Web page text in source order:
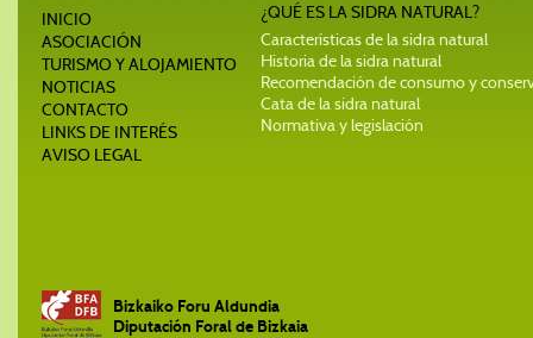
INICIO
ASOCIACIÓN
TURISMO Y ALOJAMIENTO
NOTICIAS
CONTACTO
LINKS DE INTERÉS
AVISO LEGAL
¿QUÉ ES LA SIDRA NATURAL?
Características de la sidra natural
Historia de la sidra natural
Recomendación de consumo y
Cata de la sidra natural
Normativa y legislación
Bizkaiko Foru Aldundia
Diputación Foral de Bizkaia